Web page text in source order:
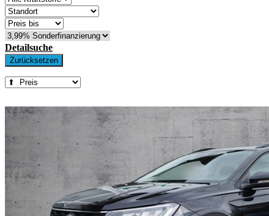
Detailsuche
Zurücksetzen